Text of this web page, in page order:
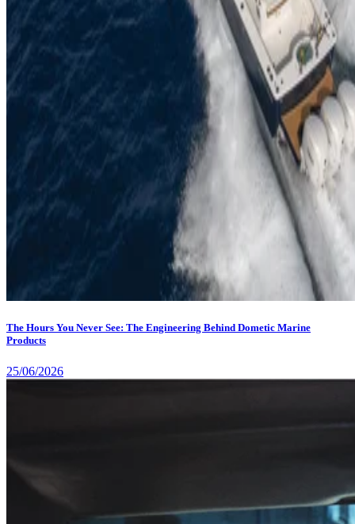
The Hours You Never See: The Engineering Behind Dometic Marine
Products
25/06/2026